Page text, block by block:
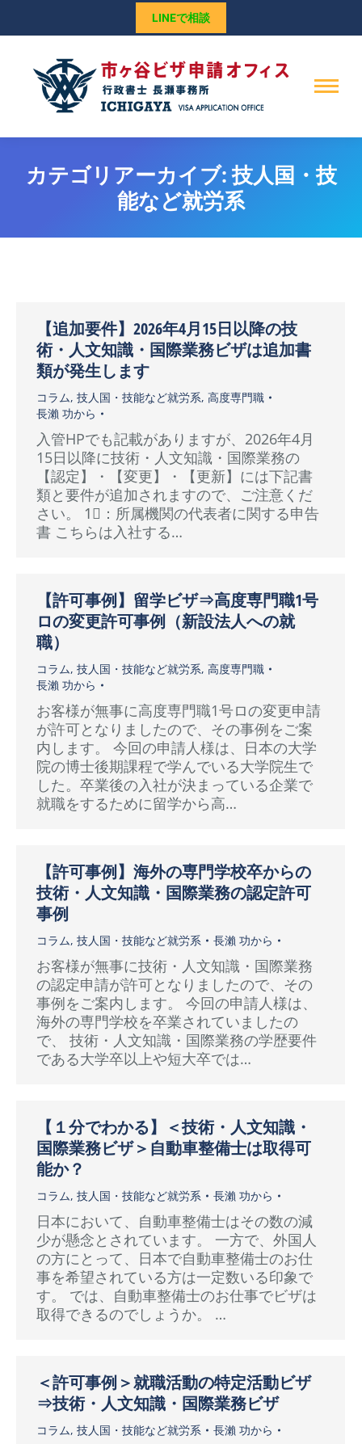
LINEで相談
カテゴリアーカイブ:技人国・技
能など就労系
【追加要件】2026年4月15日以降の技
術・人文知識・国際業務ビザは追加書
類が発生します
コラム, 技人国・技能など就労系, 高度専門職
長瀨 功から
入管HPでも記載がありますが、2026年4月
15日以降に技術・人文知識・国際業務の
【認定】・【変更】・【更新】には下記書
類と要件が追加されますので、ご注意くだ
さい。 1⃣：所属機関の代表者に関する申告
書 こちらは入社する…
【許可事例】留学ビザ⇒高度専門職1号
ロの変更許可事例（新設法人への就
職）
コラム, 技人国・技能など就労系, 高度専門職
長瀨 功から
お客様が無事に高度専門職1号ロの変更申請
が許可となりましたので、その事例をご案
内します。 今回の申請人様は、日本の大学
院の博士後期課程で学んでいる大学院生で
した。卒業後の入社が決まっている企業で
就職をするために留学から高…
【許可事例】海外の専門学校卒からの
技術・人文知識・国際業務の認定許可
事例
コラム, 技人国・技能など就労系 長瀨 功から
お客様が無事に技術・人文知識・国際業務
の認定申請が許可となりましたので、その
事例をご案内します。 今回の申請人様は、
海外の専門学校を卒業されていましたの
で、 技術・人文知識・国際業務の学歴要件
である大学卒以上や短大卒では…
【１分でわかる】＜技術・人文知識・
国際業務ビザ＞自動車整備士は取得可
能か？
コラム, 技人国・技能など就労系 長瀨 功から
日本において、自動車整備士はその数の減
少が懸念とされています。 一方で、外国人
の方にとって、日本で自動車整備士のお仕
事を希望されている方は一定数いる印象で
す。 では、自動車整備士のお仕事でビザは
取得できるのでしょうか。 …
＜許可事例＞就職活動の特定活動ビザ
⇒技術・人文知識・国際業務ビザ
コラム, 技人国・技能など就労系 長瀨 功から